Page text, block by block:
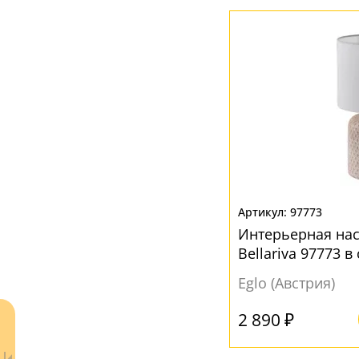
97773
Интерьерная
Bellariva 97773 в
стиле
Eglo (Австрия)
2 890 ₽